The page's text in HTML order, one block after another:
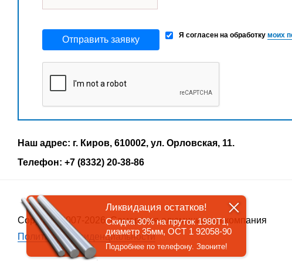
Отправить заявку Я согласен на обработку моих
Наш адрес: г. Киров, 610002, ул. Орловская, 11.
Телефон: +7 (8332) 20-38-86
Copyrigth 2007-2026, Самарская алюминиевая компания
Политика конфиденциальности
Ликвидация остатков!
Скидка 30% на пруток 1980Т1,
диаметр 35мм, ОСТ 1 92058-90
Подробнее по телефону. Звоните!